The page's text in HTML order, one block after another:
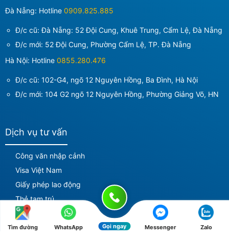
Đà Nẵng: Hotline 0909.825.885
Đ/c cũ: Đà Nẵng: 52 Đội Cung, Khuê Trung, Cẩm Lệ, Đà Nẵng
Đ/c mới: 52 Đội Cung, Phường Cẩm Lệ, TP. Đà Nẵng
Hà Nội: Hotline 0855.280.476
Đ/c cũ: 102-G4, ngõ 12 Nguyên Hồng, Ba Đình, Hà Nội
Đ/c mới: 104 G2 ngõ 12 Nguyên Hồng, Phường Giảng Võ, HN
Dịch vụ tư vấn
Công văn nhập cảnh
Visa Việt Nam
Giấy phép lao động
Thẻ tạm trú
Miễn thị thực 5 năm
Fast Track
Tìm đường WhatsApp Gọi ngay Messenger Zalo